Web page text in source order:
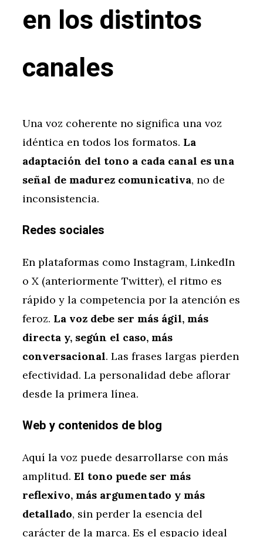
en los distintos
canales
Una voz coherente no significa una voz
idéntica en todos los formatos. La
adaptación del tono a cada canal es una
señal de madurez comunicativa, no de
inconsistencia.
Redes sociales
En plataformas como Instagram, LinkedIn
o X (anteriormente Twitter), el ritmo es
rápido y la competencia por la atención es
feroz. La voz debe ser más ágil, más
directa y, según el caso, más
conversacional. Las frases largas pierden
efectividad. La personalidad debe aflorar
desde la primera línea.
Web y contenidos de blog
Aquí la voz puede desarrollarse con más
amplitud. El tono puede ser más
reflexivo, más argumentado y más
detallado, sin perder la esencia del
carácter de la marca. Es el espacio ideal